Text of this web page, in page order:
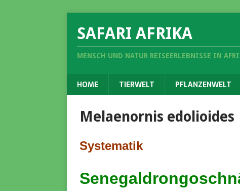
SAFARI AFRIKA
MENSCH UND NATUR REISEERLEBNISSE IN
HOME TIERWELT PFLANZENWELT
Melaenornis edolioides
Systematik